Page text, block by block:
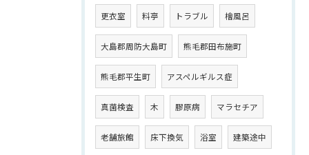
更衣室 料亭 トラブル 檜風呂
大島郡周防大島町 熊毛郡田布施町
熊毛郡平生町 アスペルギルス症
真菌検査 木 膠原病 マラセチア
老舗旅館 床下換気 浴室 建築途中